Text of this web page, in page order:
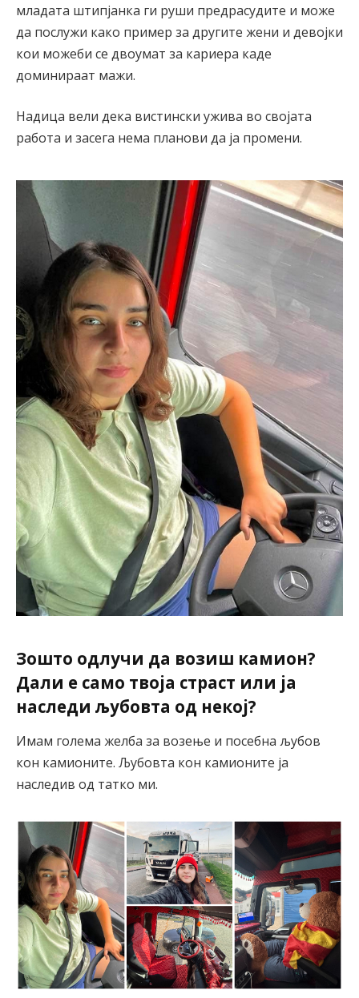
младата штипјанка ги руши предрасудите и може
да послужи како пример за другите жени и девојки
кои можеби се двоумат за кариера каде
доминираат мажи.
Надица вели дека вистински ужива во својата
работа и засега нема планови да ја промени.
Зошто одлучи да возиш камион?
Дали е само твоја страст или ја
наследи љубовта од некој?
Имам голема желба за возење и посебна љубов
кон камионите. Љубовта кон камионите ја
наследив од татко ми.